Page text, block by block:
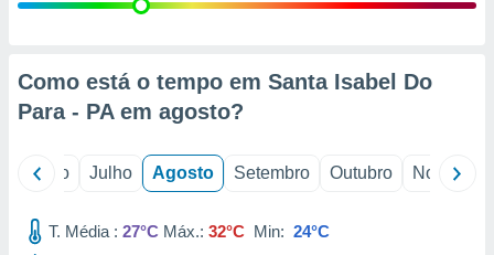
estudos
Como está o tempo em Santa Isabel Do
Para - PA em agosto?
Junho Julho Agosto Setembro Outubro Novembro
T. Média : 27°C Máx.: 32°C Min: 24°C